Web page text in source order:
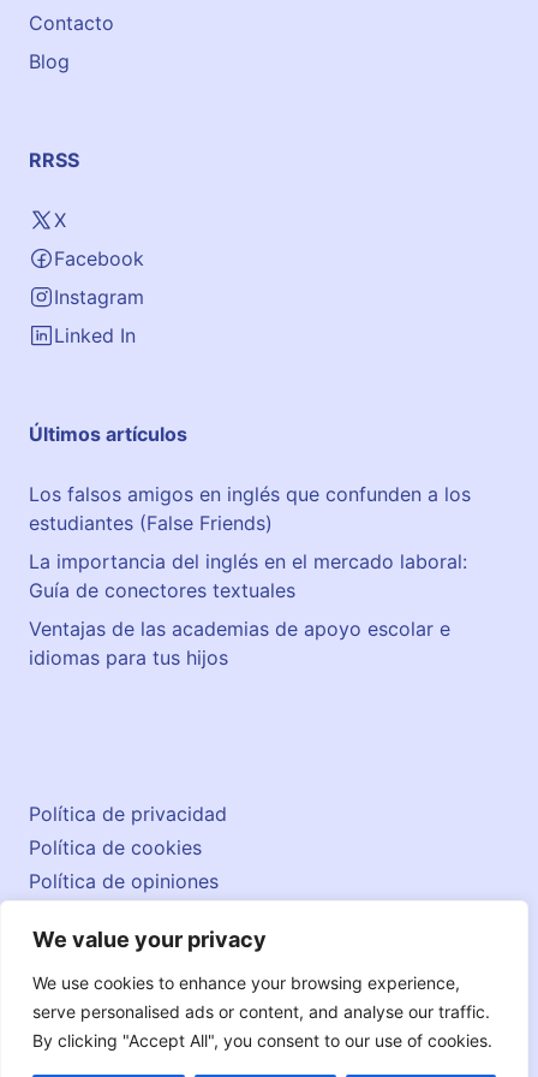
We value your privacy
We use cookies to enhance your browsing experience,
serve personalised ads or content, and analyse our traffic.
By clicking "Accept All", you consent to our use of cookies.
Contacto
Blog
RRSS
X
Facebook
Instagram
Linked In
Últimos artículos
Los falsos amigos en inglés que confunden a los
estudiantes (False Friends)
La importancia del inglés en el mercado laboral:
Guía de conectores textuales
Ventajas de las academias de apoyo escolar e
idiomas para tus hijos
© 2026 englishatlas.es
Política de privacidad
Política de cookies
Política de opiniones
Contacto